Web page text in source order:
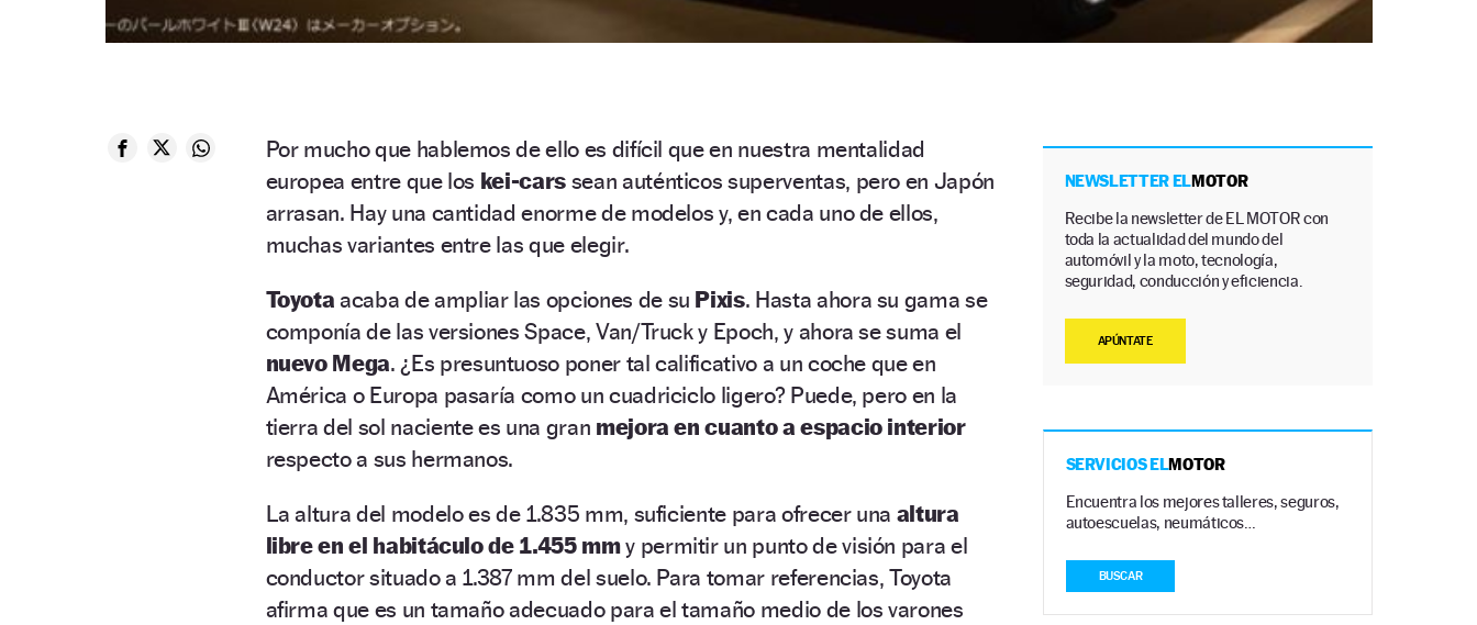
Por mucho que hablemos de ello es difícil que en nuestra mentalidad
europea entre que los kei-cars sean auténticos superventas, pero en Japón
arrasan. Hay una cantidad enorme de modelos y, en cada uno de ellos,
muchas variantes entre las que elegir.
Toyota acaba de ampliar las opciones de su Pixis. Hasta ahora su gama se
componía de las versiones Space, Van/Truck y Epoch, y ahora se suma el
nuevo Mega. ¿Es presuntuoso poner tal calificativo a un coche que en
América o Europa pasaría como un cuadriciclo ligero? Puede, pero en la
tierra del sol naciente es una gran mejora en cuanto a espacio interior
respecto a sus hermanos.
La altura del modelo es de 1.835 mm, suficiente para ofrecer una altura
libre en el habitáculo de 1.455 mmy permitir un punto de visión para el
conductor situado a 1.387 mm del suelo. Para tomar referencias, Toyota
afirma que es un tamaño adecuado para el tamaño medio de los varones
NEWSLETTER ELMOTOR
Recibe la newsletter de EL MOTOR con
toda la actualidad del mundo del
automóvil y la moto, tecnología,
seguridad, conducción y eficiencia.
APÚNTATE
SERVICIOS ELMOTOR
Encuentra los mejores talleres, seguros,
autoescuelas, neumáticos…
BUSCAR